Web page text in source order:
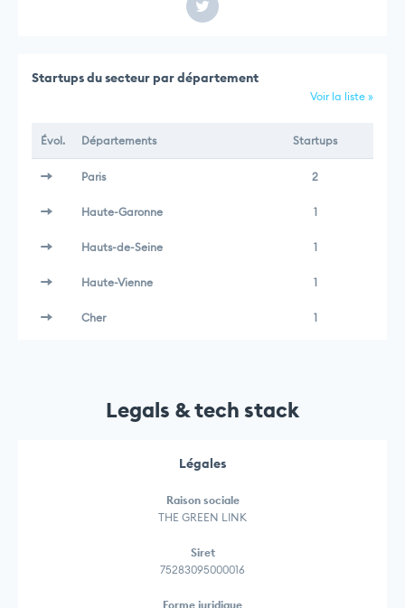
Startups du secteur par département
Voir la liste »
Évol. Départements Startups
Paris 2
Haute-Garonne 1
Hauts-de-Seine 1
Haute-Vienne 1
Cher 1
Legals & tech stack
Légales
Raison sociale
THE GREEN LINK
Siret
75283095000016
Forme juridique